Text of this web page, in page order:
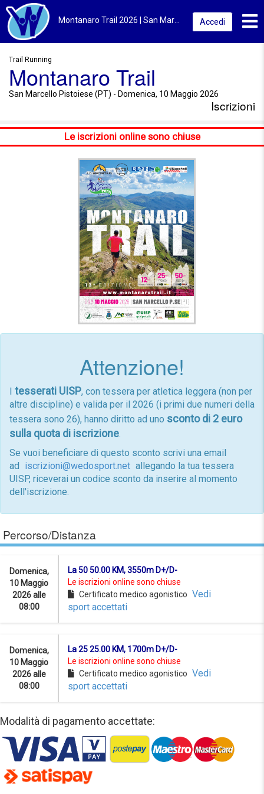
Accedi
Trail Running
Montanaro Trail
San Marcello Pistoiese (PT) - Domenica, 10 Maggio 2026
Iscrizioni
Le iscrizioni online sono chiuse
Attenzione!
tesserati UISP, con tessera per atletica leggera (non per
altre discipline) e valida per il 2026 (i primi due numeri della
tessera sono 26), hanno diritto ad uno sconto di 2 euro
sulla quota di iscrizione.
Se vuoi beneficiare di questo sconto scrivi una email
ad
iscrizioni@wedosport.net allegando la tua tessera
UISP, riceverai un codice sconto da inserire al momento
dell'iscrizione.
Percorso/Distanza
Domenica,
10 Maggio
2026 alle
08:00
La 50 50.00 KM, 3550m D+/D-
Le iscrizioni online sono chiuse
Certificato medico agonistico Vedi
sport accettati
Domenica,
10 Maggio
2026 alle
08:00
La 25 25.00 KM, 1700m D+/D-
Le iscrizioni online sono chiuse
Certificato medico agonistico Vedi
sport accettati
Modalità di pagamento accettate: